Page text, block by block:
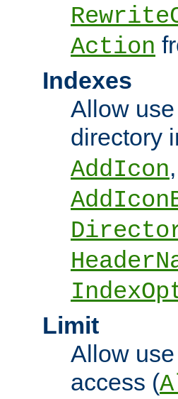
Action
Indexes
Allow
directory
AddIcon,
Limit
Allow
access (